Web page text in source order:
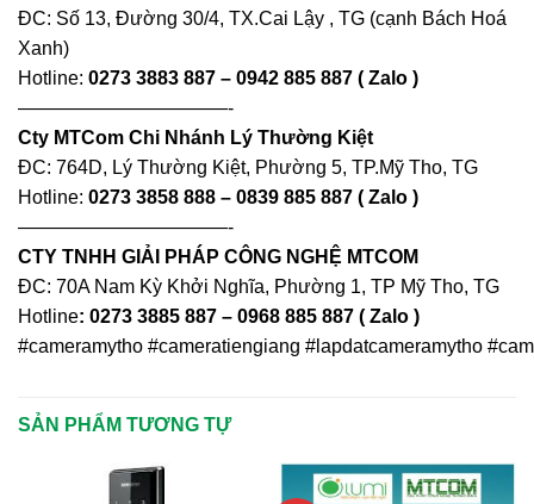
ĐC: Số 13, Đường 30/4, TX.Cai Lậy , TG (cạnh Bách Hoá
Xanh)
Hotline: 0273 3883 887 – 0942 885 887 ( Zalo )
———————————-
Cty MTCom Chi Nhánh Lý Thường Kiệt
ĐC: 764D, Lý Thường Kiệt, Phường 5, TP.Mỹ Tho, TG
Hotline: 0273 3858 888 – 0839 885 887 ( Zalo )
———————————-
CTY TNHH GIẢI PHÁP CÔNG NGHỆ MTCOM
ĐC: 70A Nam Kỳ Khởi Nghĩa, Phường 1, TP Mỹ Tho, TG
Hotline: 0273 3885 887 – 0968 885 887 ( Zalo )
#cameramytho #cameratiengiang #lapdatcameramytho
SẢN PHẨM TƯƠNG TỰ